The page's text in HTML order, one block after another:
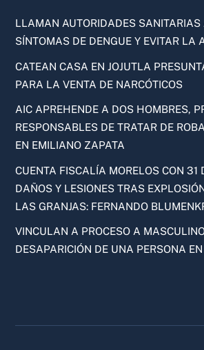
LLAMAN AUTORIDADES SANITARIAS
SÍNTOMAS DE DENGUE Y EVITAR LA
CATEAN CASA EN JOJUTLA
PARA LA VENTA DE NARCÓTICOS
AIC APREHENDE A DOS HOMBRES,
RESPONSABLES DE TRATAR DE
EN EMILIANO ZAPATA
CUENTA FISCALÍA MORELOS CON 31
DAÑOS Y LESIONES TRAS
LAS GRANJAS: FERNANDO
VINCULAN A PROCESO A
DESAPARICIÓN DE UNA PERSONA